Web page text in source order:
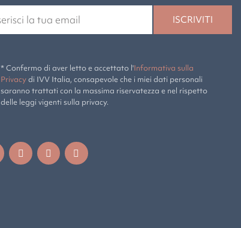
* Confermo di aver letto e accettato l'Informativa sulla
Privacydi IVV Italia, consapevole che i miei dati personali
saranno trattati con la massima riservatezza e nel rispetto
delle leggi vigenti sulla privacy.